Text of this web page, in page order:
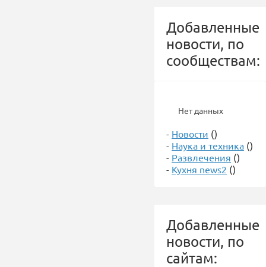
Добавленные
новости, по
сообществам:
Нет данных
- Новости ()
- Наука и техника ()
- Развлечения ()
- Кухня news2 ()
Добавленные
новости, по
сайтам: